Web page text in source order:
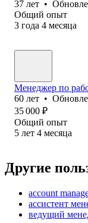
37 лет •
Общий опыт
3 года 4 месяца
Менеджер по
60 лет •
35 000 ₽
Общий опыт
5 лет 4 месяца
Другие
account
ассистент
ведущий